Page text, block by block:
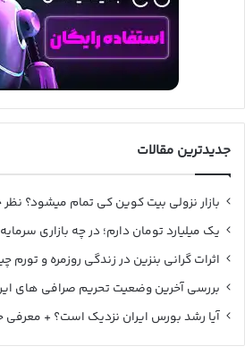
جدیدترین مقالات
بازار نزولی بیت کوین کی تمام میشود؟
یک میلیارد تومان دارم؛ در چه بازاری
اثرات گرانی بنزین در زندگی روزمره و تورم
بررسی آخرین وضعیت تحریم صرافی های
آیا رشد بورس ایران نزدیک است؟ +